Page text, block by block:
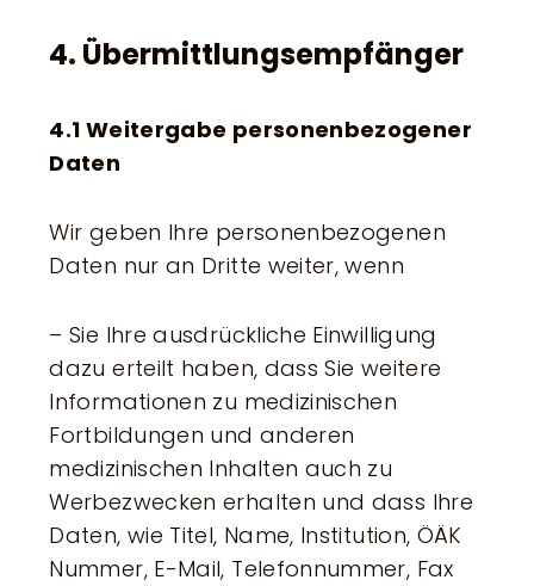
4. Übermittlungsempfänger
4.1 Weitergabe personenbezogener
Daten
Wir geben Ihre personenbezogenen
Daten nur an Dritte weiter, wenn
– Sie Ihre ausdrückliche Einwilligung
dazu erteilt haben, dass Sie weitere
Informationen zu medizinischen
Fortbildungen und anderen
medizinischen Inhalten auch zu
Werbezwecken erhalten und dass Ihre
Daten, wie Titel, Name, Institution, ÖÄK
Nummer, E-Mail, Telefonnummer, Fax